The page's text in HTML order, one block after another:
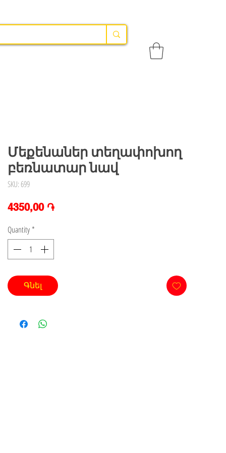
Մեքենաներ տեղափոխող
բեռնատար նավ
SKU: 699
4350,00 ֏Price
Quantity *
Գնել